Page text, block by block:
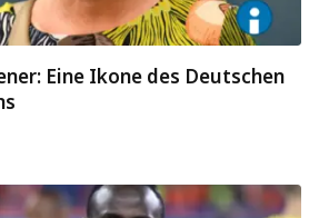
Eine Ikone des Deutschen